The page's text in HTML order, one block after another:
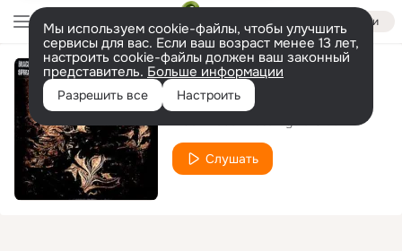
Войти
Мы используем cookie-файлы, чтобы улучшить
сервисы для вас. Если ваш возраст менее 13 лет,
настроить cookie-файлы должен ваш законный
представитель. Больше информации
Разрешить все Настроить
Loaded Gun
Слушать